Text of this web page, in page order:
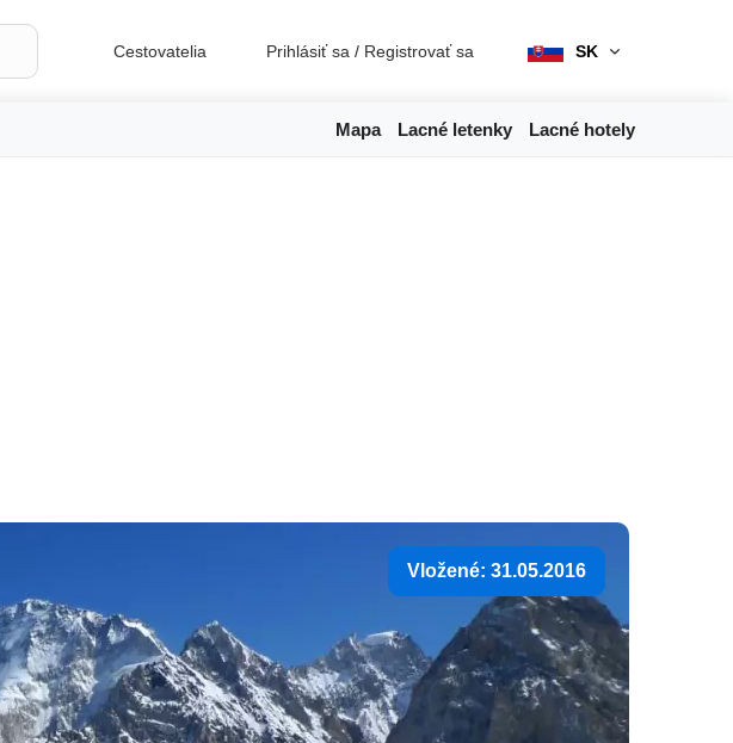
Cestovatelia Prihlásiť sa / Registrovať sa SK
Mapa Lacné letenky Lacné hotely
Vložené: 31.05.2016